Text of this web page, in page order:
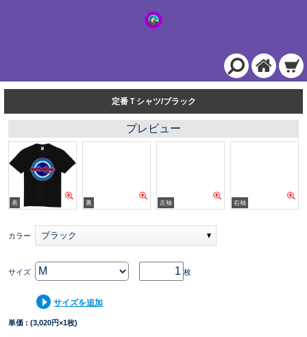
定番Ｔシャツ/ブラック
プレビュー
カラー ブラック
枚
サイズ
サイズを追加
単価 : (3,020円×1枚)